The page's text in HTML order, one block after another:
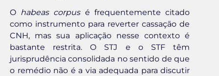
O habeas corpusé frequentemente citado
como instrumento para reverter cassação de
CNH, mas sua aplicação nesse contexto é
bastante restrita. O STJ e o STF têm
jurisprudência consolidada no sentido de que
o remédio não é a via adequada para discutir